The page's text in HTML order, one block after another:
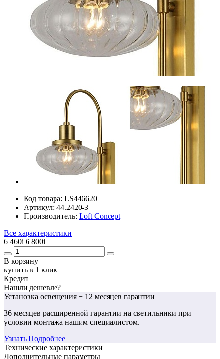
Код товара: LS446620
Артикул: 44.2420-3
Производитель: Loft Concept
Все характеристики
6 460i 6 800i
В корзину
купить в 1 клик
Кредит
Нашли дешевле?
Установка освещения + 12 месяцев гарантии
36 месяцев расширенной гарантии на светильники при
условии монтажа нашим специалистом.
Узнать Подробнее
Технические характеристики
Дополнительные параметры